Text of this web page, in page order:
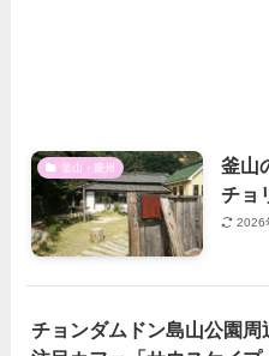
釜山・慶州
釜山
チョ
2026
チョンダムドン島山公園周